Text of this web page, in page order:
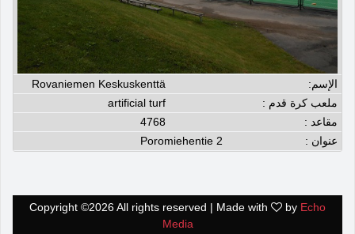
الإسم:
Rovaniemen Keskuskenttä
ملعب كرة قدم :
artificial turf
مقاعد :
4768
عنوان :
Poromiehentie 2
Copyright ©2026 All rights reserved | Made with by Echo
Media